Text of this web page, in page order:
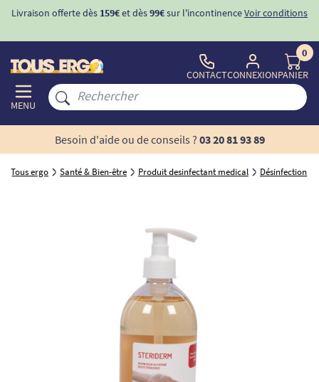
Livraison offerte dès 159€et dès99€sur l'incontinenceVoir conditions
MENU
CONTACTCONNEXION
0
PANIER
Besoin d'aide ou de conseils ? 03 20 81 93 89
Tous ergo Santé & Bien-être Produit desinfectant medical Désinfection